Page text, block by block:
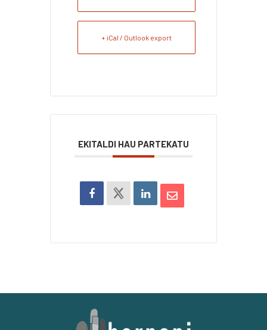
+ iCal / Outlook export
EKITALDI HAU PARTEKATU